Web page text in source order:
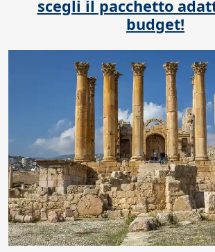
scegli il pacchetto
budget!